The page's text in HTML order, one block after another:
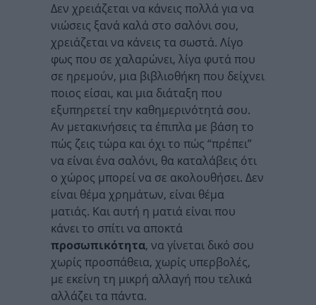
Δεν χρειάζεται να κάνεις πολλά για να
νιώσεις ξανά καλά στο σαλόνι σου,
χρειάζεται να κάνεις τα σωστά. Λίγο
φως που σε χαλαρώνει, λίγα φυτά που
σε ηρεμούν, μια βιβλιοθήκη που δείχνει
ποιος είσαι, και μια διάταξη που
εξυπηρετεί την καθημερινότητά σου.
Αν μετακινήσεις τα έπιπλα με βάση το
πώς ζεις τώρα και όχι το πώς “πρέπει”
να είναι ένα σαλόνι, θα καταλάβεις ότι
ο χώρος μπορεί να σε ακολουθήσει. Δεν
είναι θέμα χρημάτων, είναι θέμα
ματιάς. Και αυτή η ματιά είναι που
κάνει το σπίτι να αποκτά
προσωπικότητα, να γίνεται δικό σου
χωρίς προσπάθεια, χωρίς υπερβολές,
με εκείνη τη μικρή αλλαγή που τελικά
αλλάζει τα πάντα.